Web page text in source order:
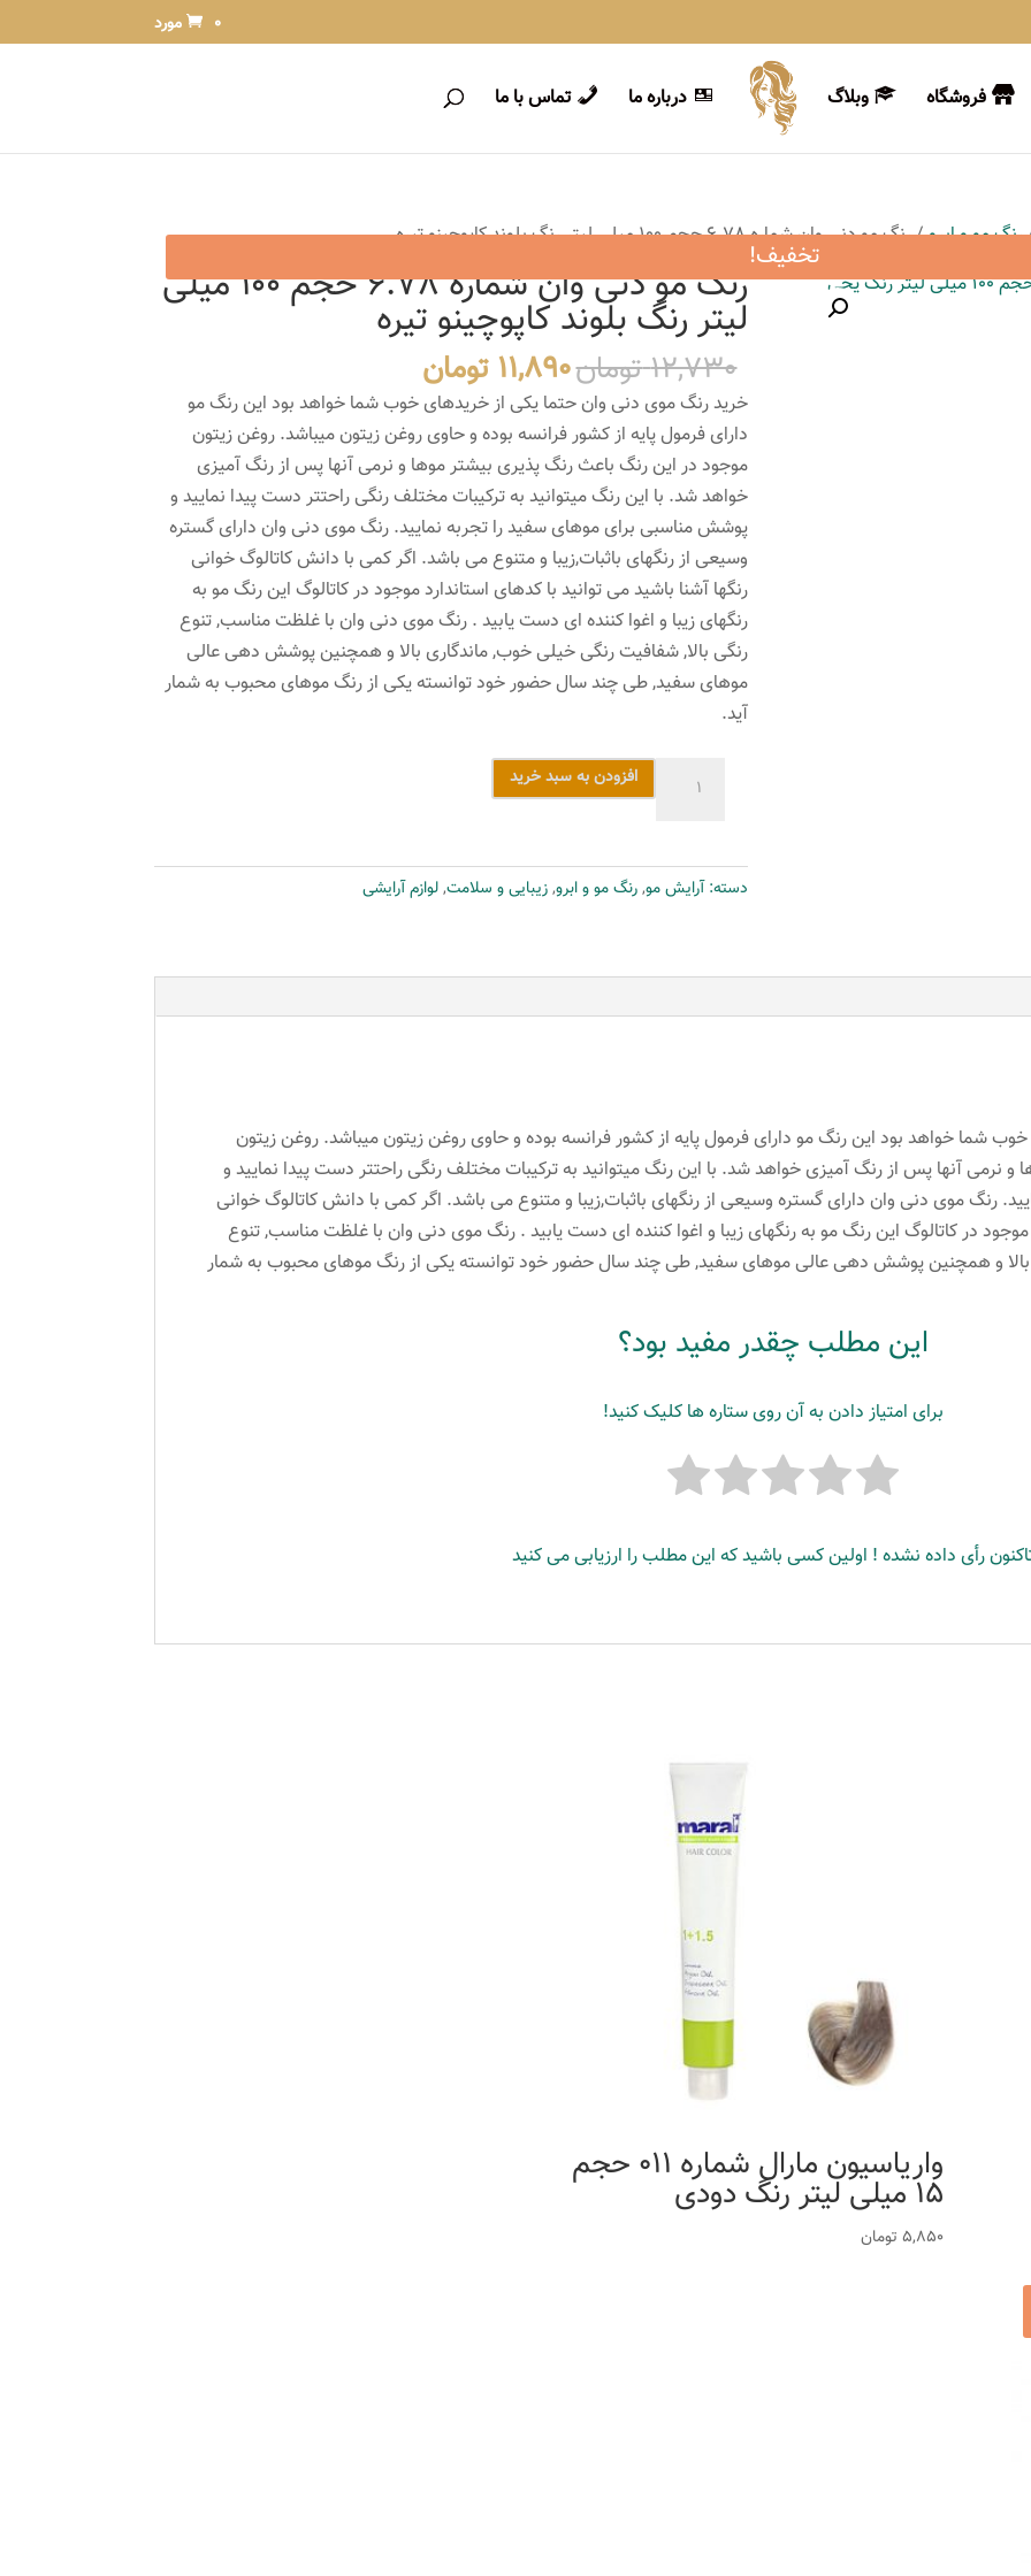
0 مورد
فروشگاه وبلاگ درباره ما تماس با ما
رنگ مو و ابرو/ رنگ مو دنی وان شماره 6.78 حجم 100 میلی لیتر رنگ بلوند کاپوچینو تیره
تخفیف!
رنگ مو دنی وان شماره 6.78 حجم 100 میلی
لیتر رنگ بلوند کاپوچینو تیره
12,730تومانقیمت
اصلی
12,730 تومان
بود.
11,890تومانقیمت
فعلی
11,890 تومان
است.
خرید رنگ موی دنی وان حتما یکی از خریدهای خوب شما خواهد بود این رنگ مو
دارای فرمول پایه از کشور فرانسه بوده و حاوی روغن زیتون میباشد. روغن زیتون
موجود در این رنگ باعث رنگ پذیری بیشتر موها و نرمی آنها پس از رنگ آمیزی
خواهد شد. با این رنگ میتوانید به ترکیبات مختلف رنگی راحتتر دست پیدا نمایید و
پوشش مناسبی برای موهای سفید را تجربه نمایید. رنگ موی دنی وان دارای گستره
وسیعی از رنگهای باثبات,زیبا و متنوع می باشد. اگر کمی با دانش کاتالوگ خوانی
رنگها آشنا باشید می توانید با کدهای استاندارد موجود در کاتالوگ این رنگ مو به
رنگهای زیبا و اغوا کننده ای دست یابید . رنگ موی دنی وان با غلظت مناسب, تنوع
رنگی بالا, شفافیت رنگی خیلی خوب, ماندگاری بالا و همچنین پوشش دهی عالی
موهای سفید, طی چند سال حضور خود توانسته یکی از رنگ موهای محبوب به شمار
آید.
وان
شماره
میلی
کاپوچینو
تیره
عدد
افزودن به سبد خرید
دسته:آرایش مو,رنگ مو و ابرو,زیبایی و سلامت,لوازم آرایشی
شما خواهد بود این رنگ مو دارای فرمول پایه از کشور فرانسه بوده و حاوی روغن زیتون میباشد. روغن زیتون
نرمی آنها پس از رنگ آمیزی خواهد شد. با این رنگ میتوانید به ترکیبات مختلف رنگی راحتتر دست پیدا نمایید و
رنگ موی دنی وان دارای گستره وسیعی از رنگهای باثبات,زیبا و متنوع می باشد. اگر کمی با دانش کاتالوگ خوانی
موجود در کاتالوگ این رنگ مو به رنگهای زیبا و اغوا کننده ای دست یابید . رنگ موی دنی وان با غلظت مناسب, تنوع
بالا و همچنین پوشش دهی عالی موهای سفید, طی چند سال حضور خود توانسته یکی از رنگ موهای محبوب به شمار
این مطلب چقدر مفید بود؟
برای امتیاز دادن به آن روی ستاره ها کلیک کنید!
رأی داده نشده ! اولین کسی باشید که این مطلب را ارزیابی می کنید
واریاسیون مارال شماره 011 حجم
15 میلی لیتر رنگ دودی
5,850 تومان